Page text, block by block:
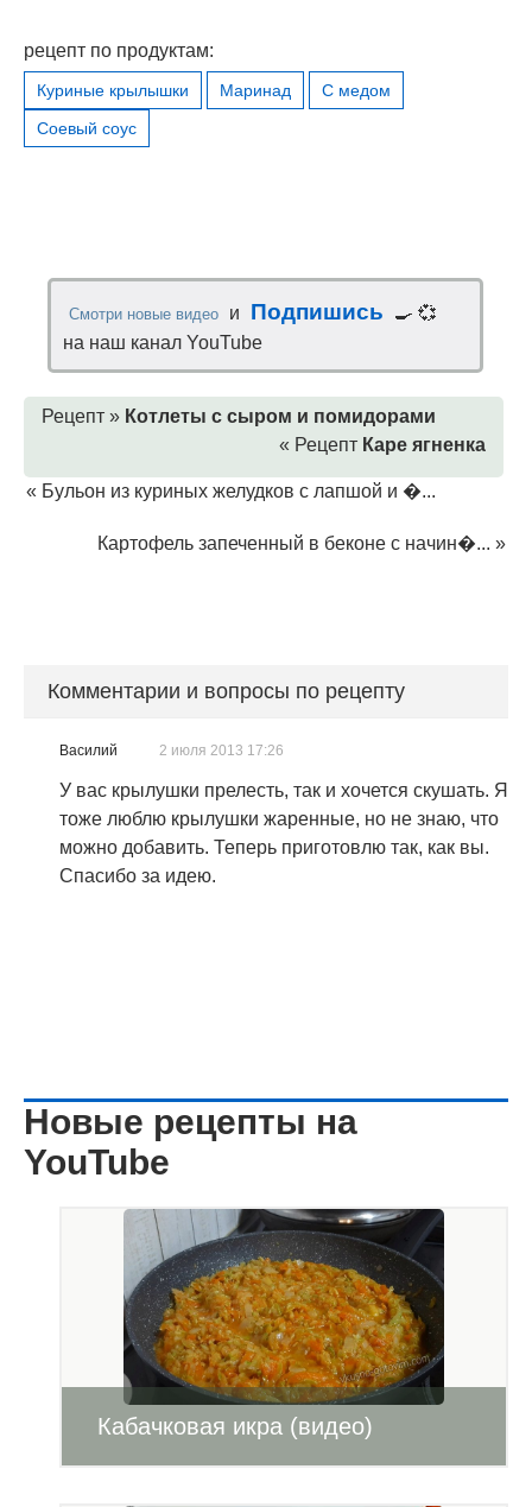
рецепт по продуктам:
Куриные крылышки Маринад
С медом
Соевый соус
Смотри новые видео и Подпишись
🍳 💞
на наш канал YouTube
Рецепт » Котлеты с сыром и помидорами
« Рецепт Каре ягненка
« Бульон из куриных желудков с лапшой и �...
Картофель запеченный в беконе с начин�... »
Комментарии и вопросы по рецепту
Василий 2 июля 2013 17:26
У вас крылушки прелесть, так и хочется скушать. Я
тоже люблю крылушки жаренные, но не знаю, что
можно добавить. Теперь приготовлю так, как вы.
Спасибо за идею.
Новые рецепты на
YouTube
Кабачковая икра (видео)